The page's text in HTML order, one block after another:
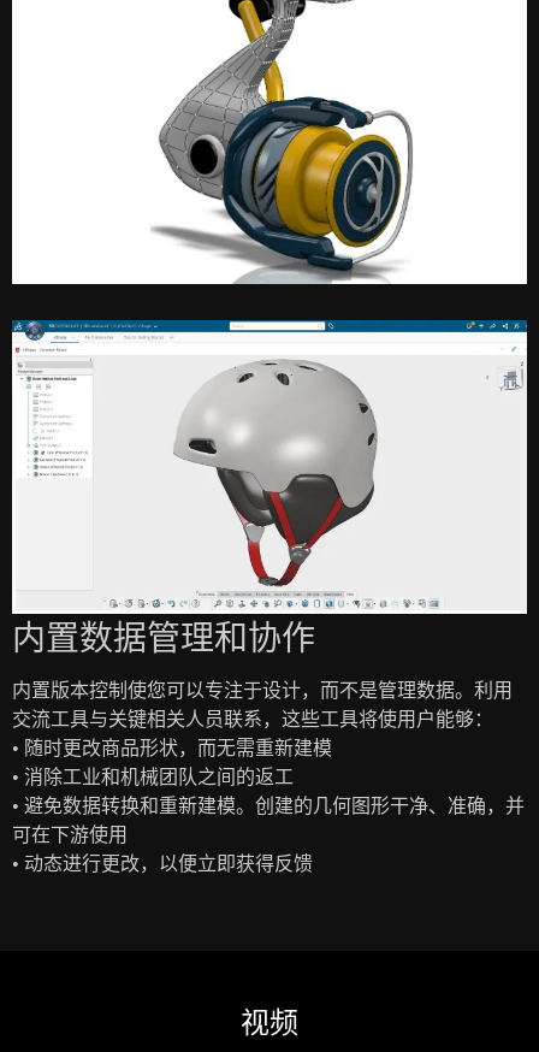
内置数据管理和协作
内置版本控制使您可以专注于设计，而不是管理数据。利用
交流工具与关键相关人员联系，这些工具将使用户能够：
• 随时更改商品形状，而无需重新建模
• 消除工业和机械团队之间的返工
• 避免数据转换和重新建模。创建的几何图形干净、准确，并
可在下游使用
• 动态进行更改，以便立即获得反馈
视频